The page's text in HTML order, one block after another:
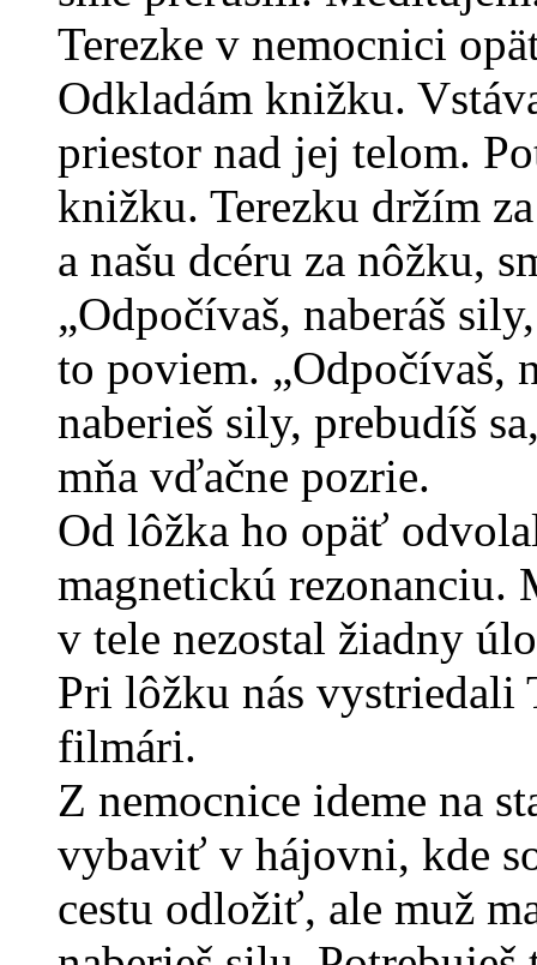
Terezke v nemocnici
Odkladám knižku.
priestor nad jej telom.
knižku. Terezku držím
a našu dcéru za nôžku,
„Odpočívaš, naberáš
to poviem. „Odpočívaš,
naberieš sily, prebudíš
mňa vďačne pozrie.
Od lôžka ho opäť
magnetickú
v tele nezostal žiadny
Pri lôžku nás vystriedali
filmári.
Z nemocnice ideme na
vybaviť v hájovni, kde
cestu odložiť, ale muž